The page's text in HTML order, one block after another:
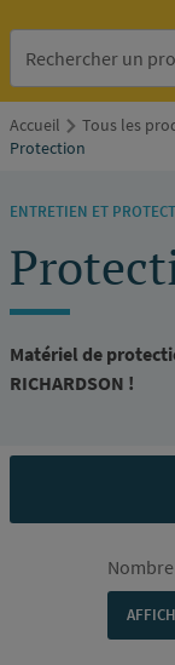
Accueil Tous les
Protection
ENTRETIEN ET
Matériel de
RICHARDSON !